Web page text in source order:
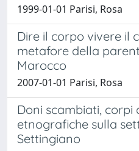
1999-01-01 Parisi, Rosa
Dire il corpo vivere il
metafore della
Marocco
2007-01-01 Parisi, Rosa
Doni scambiati, corpi
etnografiche sulla
Settingiano